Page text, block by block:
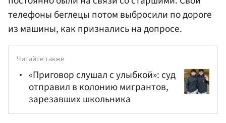
телефоны беглецы потом выбросили по дороге
из машины, как признались на допросе.
Читайте также
«Приговор слушал с улыбкой»: суд
отправил в колонию мигрантов,
зарезавших школьника